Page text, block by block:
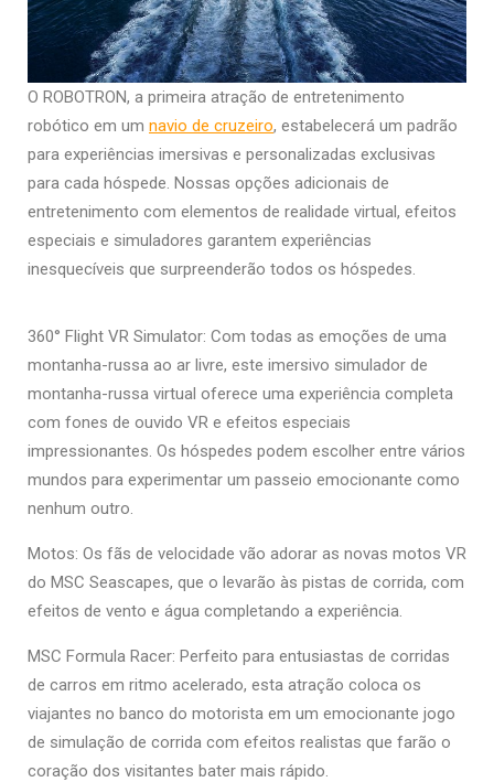
O ROBOTRON, a primeira atração de entretenimento
robótico em um navio de cruzeiro, estabelecerá um padrão
para experiências imersivas e personalizadas exclusivas
para cada hóspede. Nossas opções adicionais de
entretenimento com elementos de realidade virtual, efeitos
especiais e simuladores garantem experiências
inesquecíveis que surpreenderão todos os hóspedes.
360° Flight VR Simulator: Com todas as emoções de uma
montanha-russa ao ar livre, este imersivo simulador de
montanha-russa virtual oferece uma experiência completa
com fones de ouvido VR e efeitos especiais
impressionantes. Os hóspedes podem escolher entre vários
mundos para experimentar um passeio emocionante como
nenhum outro.
Motos: Os fãs de velocidade vão adorar as novas motos VR
do MSC Seascapes, que o levarão às pistas de corrida, com
efeitos de vento e água completando a experiência.
MSC Formula Racer: Perfeito para entusiastas de corridas
de carros em ritmo acelerado, esta atração coloca os
viajantes no banco do motorista em um emocionante jogo
de simulação de corrida com efeitos realistas que farão o
coração dos visitantes bater mais rápido.